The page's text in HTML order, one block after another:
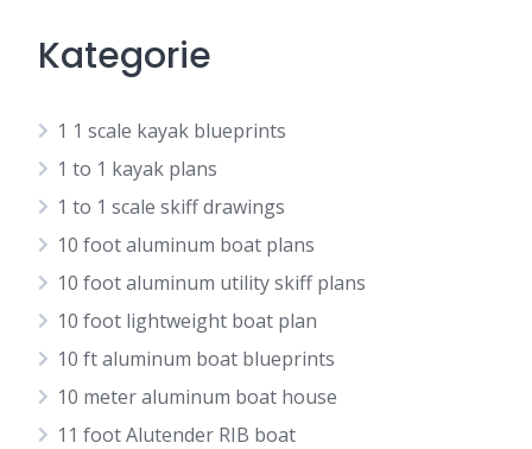
Kategorie
1 1 scale kayak blueprints
1 to 1 kayak plans
1 to 1 scale skiff drawings
10 foot aluminum boat plans
10 foot aluminum utility skiff plans
10 foot lightweight boat plan
10 ft aluminum boat blueprints
10 meter aluminum boat house
11 foot Alutender RIB boat